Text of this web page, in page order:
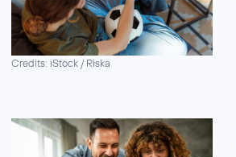
Credits: iStock / Riska